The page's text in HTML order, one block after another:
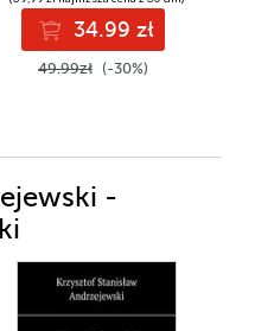
34.99 zł
49.99zł (-30%)
-